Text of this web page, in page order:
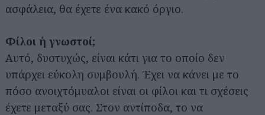
ασφάλεια, θα έχετε ένα κακό όργιο.
Φίλοι ή γνωστοί;
Αυτό, δυστυχώς, είναι κάτι για το οποίο δεν
υπάρχει εύκολη συμβουλή. Έχει να κάνει με το
πόσο ανοιχτόμυαλοι είναι οι φίλοι και τι σχέσεις
έχετε μεταξύ σας. Στον αντίποδα, το να